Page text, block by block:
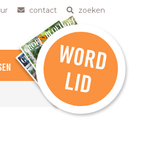
contact zoeken
W
O
R
D
L
ID